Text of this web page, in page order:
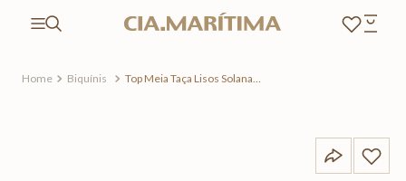
Biquínis
Top Meia Taça Lisos Solanas